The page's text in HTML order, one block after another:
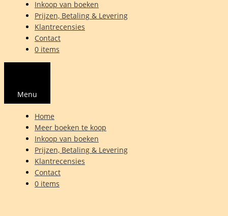
Inkoop van boeken
Prijzen, Betaling & Levering
Klantrecensies
Contact
0 items
Menu
Home
Meer boeken te koop
Inkoop van boeken
Prijzen, Betaling & Levering
Klantrecensies
Contact
0 items